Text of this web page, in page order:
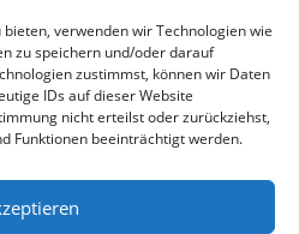
verwenden wir Technologien wie
zu speichern und/oder darauf
zustimmst, können wir Daten
IDs auf dieser Website
nicht erteilst oder zurückziehst,
Funktionen beeinträchtigt werden.
sollen zukünftig stets
unter-
Gegenleistung oder einer
halben
Steuersatz von 2,5 Prozent